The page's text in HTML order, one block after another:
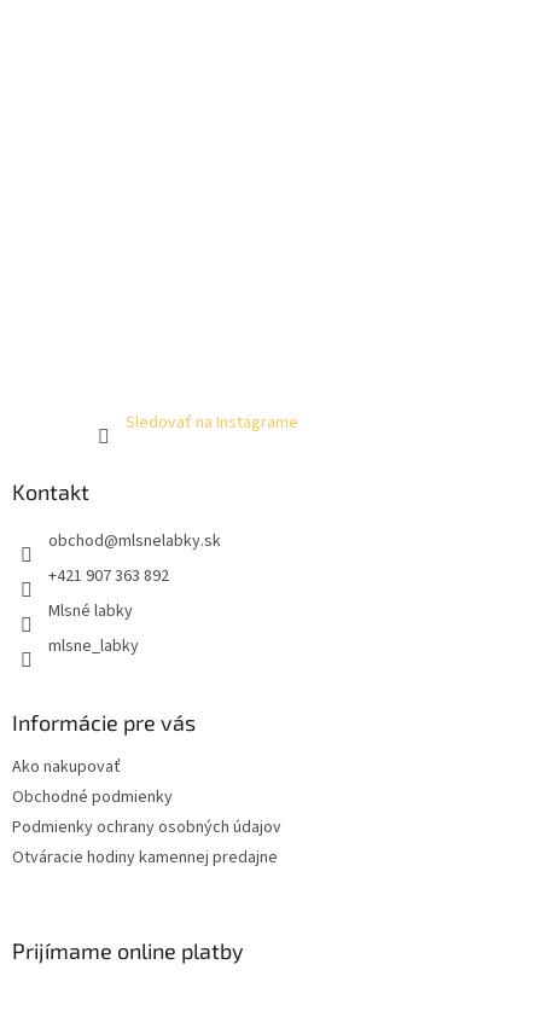
Sledovať na Instagrame
Kontakt
obchod@mlsnelabky.sk
+421 907 363 892
Mlsné labky
mlsne_labky
Informácie pre vás
Ako nakupovať
Obchodné podmienky
Podmienky ochrany osobných údajov
Otváracie hodiny kamennej predajne
Prijímame online platby